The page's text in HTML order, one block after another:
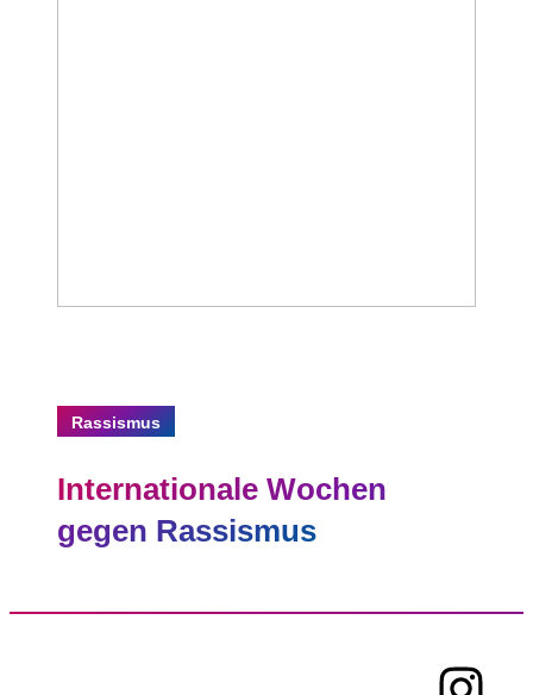
Rassismus
Internationale Wochen
gegen Rassismus